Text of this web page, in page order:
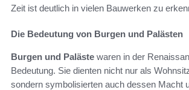
Zeit ist deutlich in vielen Bauwerken zu
Die Bedeutung von Burgen und Palästen
Burgen und Paläste waren in der
Bedeutung. Sie dienten nicht nur als
sondern symbolisierten auch dessen Macht